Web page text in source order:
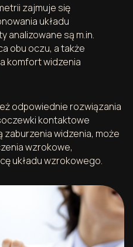
zajmuje się
układu
analizowane są m.in.
obu oczu, a także
komfort widzenia
odpowiednie rozwiązania
kontaktowe
zaburzenia widzenia, może
wzrokowe,
układu wzrokowego.